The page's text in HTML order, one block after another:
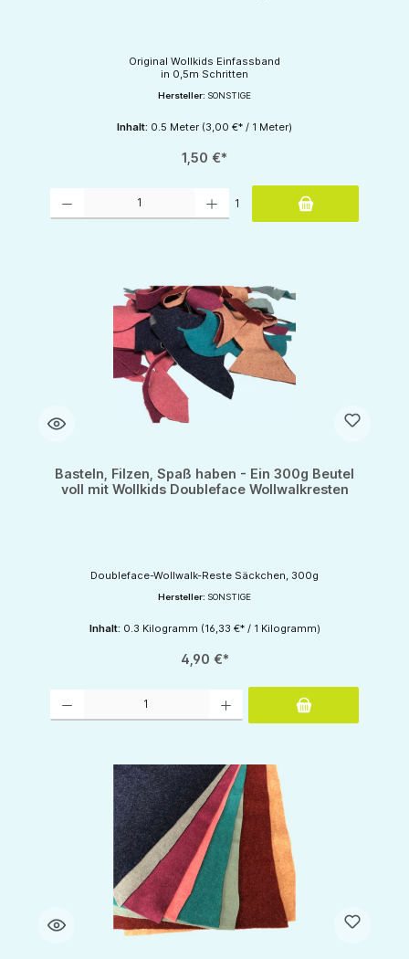
Original Wollkids Einfassband
in 0,5m Schritten
Hersteller: SONSTIGE
Inhalt: 0.5 Meter (3,00 €* / 1 Meter)
1,50 €*
1
Basteln, Filzen, Spaß haben - Ein 300g Beutel
voll mit Wollkids Doubleface Wollwalkresten
Doubleface-Wollwalk-Reste Säckchen, 300g
Hersteller: SONSTIGE
Inhalt: 0.3 Kilogramm (16,33 €* / 1 Kilogramm)
4,90 €*